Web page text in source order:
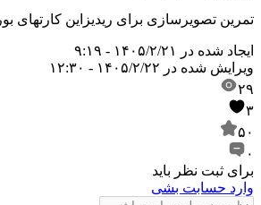
تمرین تصویرسازی برای ریدیزاین کارتهای
ایجاد شده در
۱۴۰۵/۲/۲۱ - ۹:۱۹
ویرایش شده در ۱۴۰۵/۲/۲۲ - ۱۲:۳۰
۲۹
۳
۵۰
۰
برای ثبت نظر باید
وارد حسابت بشی